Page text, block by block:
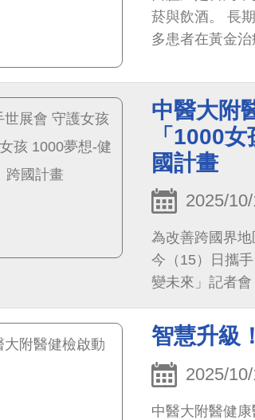
菸與飲酒。 長
多患者在黃金治
中醫大附
「1000
國計畫
2025/
為改善跨國界
今（15）日攜
變未來」記者
伴林增連慈善
守護女孩權益
證，三方共同
跨國合作，為
智慧升級
2025/
中醫大附醫健康